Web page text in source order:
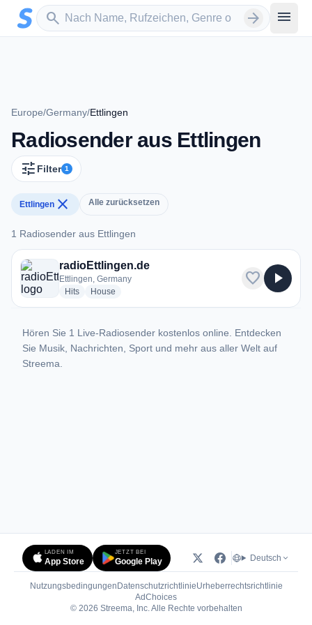
Zum Hauptinhalt springen
search
Sender suchen arrow_forward menu
Europe/Germany/Ettlingen
Radiosender aus Ettlingen
tune Filter 1
Ettlingen close Alle zurücksetzen
1 Radiosender aus Ettlingen
1 Radiosender aus Ettlingen
radioEttlingen.de
Ettlingen, Germany
Hitsradio stations
House
favorite play_arrow
Hören Sie 1 Live-Radiosender kostenlos online. Entdecken
Sie Musik, Nachrichten, Sport und mehr aus aller Welt auf
Streema.
LADEN IM
App Store
JETZT BEI
Google Play Deutsch
Nutzungsbedingungen DatenschutzrichtlinieUrheberrechtsrichtlinie
AdChoices(öffnet in neuem Tab)
© 2026 Streema, Inc. Alle Rechte vorbehalten